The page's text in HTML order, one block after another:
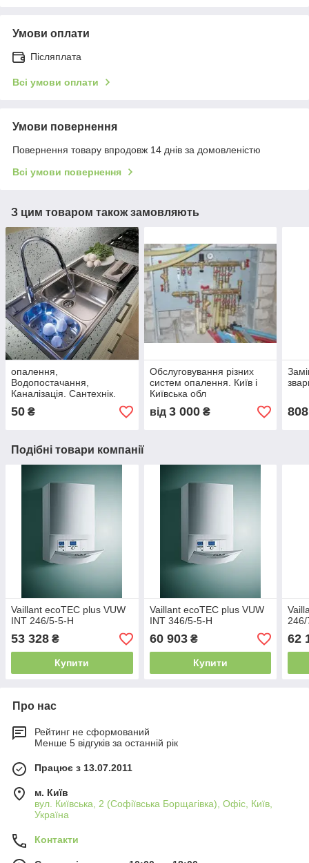
Умови оплати
Післяплата
Всі умови оплати
Умови повернення
Повернення товару впродовж 14 днів за домовленістю
Всі умови повернення
З цим товаром також замовляють
опалення,
Водопостачання,
Каналізація. Сантехнік.
Сантехроботи
50 ₴
Обслуговування різних
систем опалення. Київ і
Київська обл
від 3 000₴ 808
Подібні товари компанії
Vaillant ecoTEC plus VUW
INT 246/5-5‑H
53 328 ₴
Купити
Vaillant ecoTEC plus VUW
INT 346/5-5‑H
60 903₴
Купити
62
Про нас
Рейтинг не сформований
Менше 5 відгуків за останній рік
Працює з 13.07.2011
м. Київ
вул. Київська, 2 (Софіївська Борщагівка), Офіс, Київ,
Україна
Контакти